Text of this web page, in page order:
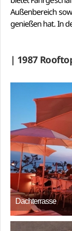
Außenbereich
genießen hat. In
| 1987
Dachterrasse